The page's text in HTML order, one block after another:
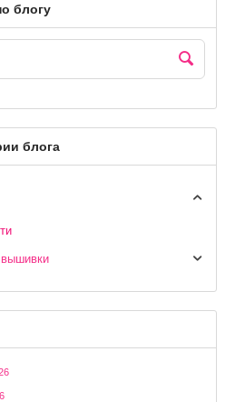
блогу
блога